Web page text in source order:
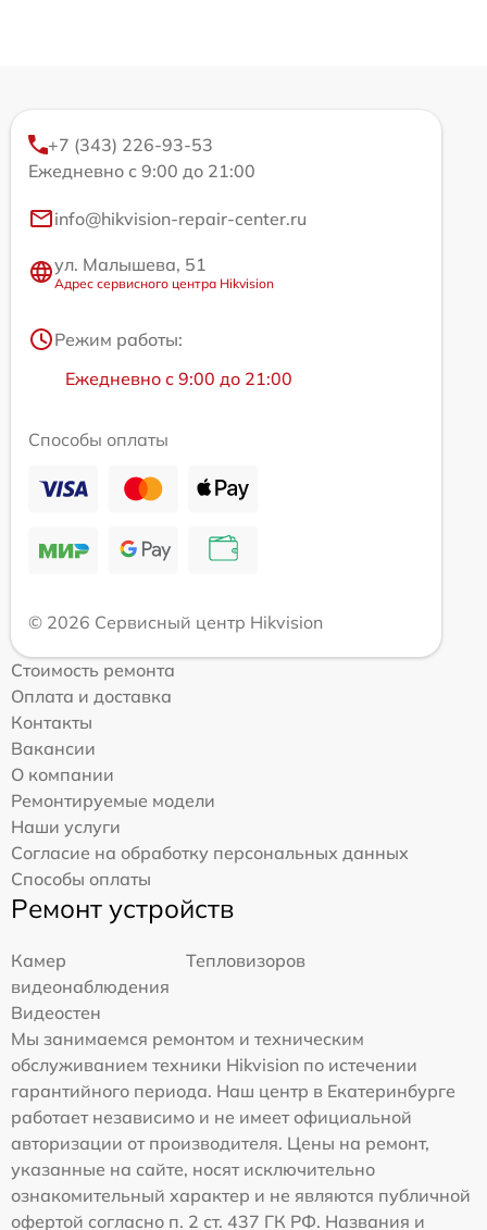
+7 (343) 226-93-53
Ежедневно с 9:00 до 21:00
info@hikvision-repair-center.ru
ул. Малышева, 51
Адрес сервисного центра Hikvision
Режим работы:
Ежедневно с 9:00 до 21:00
Способы оплаты
© 2026 Сервисный центр Hikvision
Стоимость ремонта
Оплата и доставка
Контакты
Вакансии
О компании
Ремонтируемые модели
Наши услуги
Согласие на обработку персональных данных
Способы оплаты
Ремонт устройств
Камер
видеонаблюдения
Тепловизоров
Видеостен
Мы занимаемся ремонтом и техническим
обслуживанием техники Hikvision по истечении
гарантийного периода. Наш центр в Екатеринбурге
работает независимо и не имеет официальной
авторизации от производителя. Цены на ремонт,
указанные на сайте, носят исключительно
ознакомительный характер и не являются публичной
офертой согласно п. 2 ст. 437 ГК РФ. Названия и